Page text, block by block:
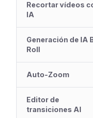
Recortar vídeos
IA
Generación de IA
Roll
Auto-Zoom
Editor de
transiciones AI